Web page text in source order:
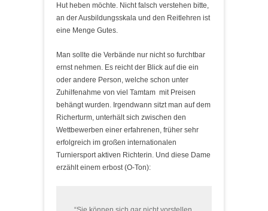
Hut heben möchte. Nicht falsch verstehen bitte,
an der Ausbildungsskala und den Reitlehren ist
eine Menge Gutes.
Man sollte die Verbände nur nicht so furchtbar
ernst nehmen. Es reicht der Blick auf die ein
oder andere Person, welche schon unter
Zuhilfenahme von viel Tamtam mit Preisen
behängt wurden. Irgendwann sitzt man auf dem
Richerturm, unterhält sich zwischen den
Wettbewerben einer erfahrenen, früher sehr
erfolgreich im großen internationalen
Turniersport aktiven Richterin. Und diese Dame
erzählt einem erbost (O-Ton):